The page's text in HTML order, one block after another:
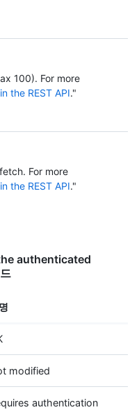
100). For more
the REST API."
For more
the REST API."
authenticated
modified
authentication